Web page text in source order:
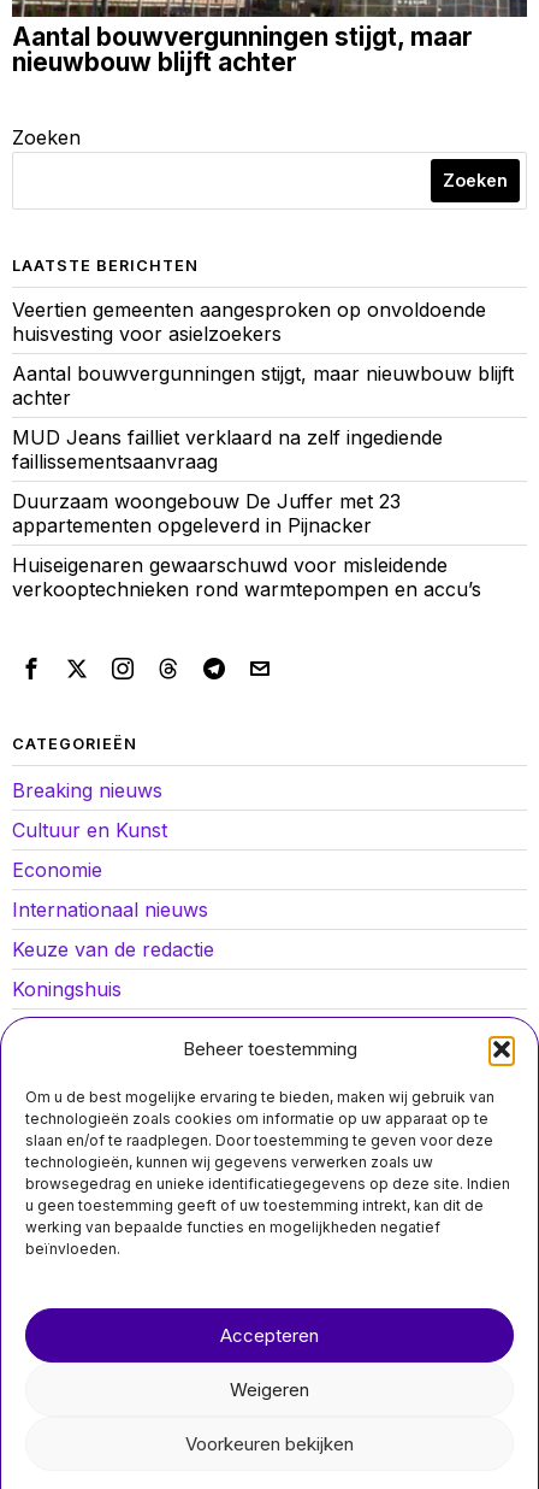
Beheer toestemming
Om u de best mogelijke ervaring te bieden, maken wij gebruik van
technologieën zoals cookies om informatie op uw apparaat op te
slaan en/of te raadplegen. Door toestemming te geven voor deze
technologieën, kunnen wij gegevens verwerken zoals uw
browsegedrag en unieke identificatiegegevens op deze site. Indien
u geen toestemming geeft of uw toestemming intrekt, kan dit de
werking van bepaalde functies en mogelijkheden negatief
beïnvloeden.
Accepteren
Weigeren
Voorkeuren bekijken
Aantal bouwvergunningen stijgt, maar
nieuwbouw blijft achter
Zoeken
Zoeken
LAATSTE BERICHTEN
Veertien gemeenten aangesproken op onvoldoende
huisvesting voor asielzoekers
Aantal bouwvergunningen stijgt, maar nieuwbouw blijft
achter
MUD Jeans failliet verklaard na zelf ingediende
faillissementsaanvraag
Duurzaam woongebouw De Juffer met 23
appartementen opgeleverd in Pijnacker
Huiseigenaren gewaarschuwd voor misleidende
verkooptechnieken rond warmtepompen en accu’s
CATEGORIEËN
Breaking nieuws
Cultuur en Kunst
Economie
Internationaal nieuws
Keuze van de redactie
Koningshuis
Lokaal nieuws
Opinies
Politiek
Sport
nieuwsimpuls.online
nieuwsimpuls.online
MIS HET NIET
Pendelbus Ter Apel
blijft gratis ondanks
bezwaren van
Keijzer waarschuwt